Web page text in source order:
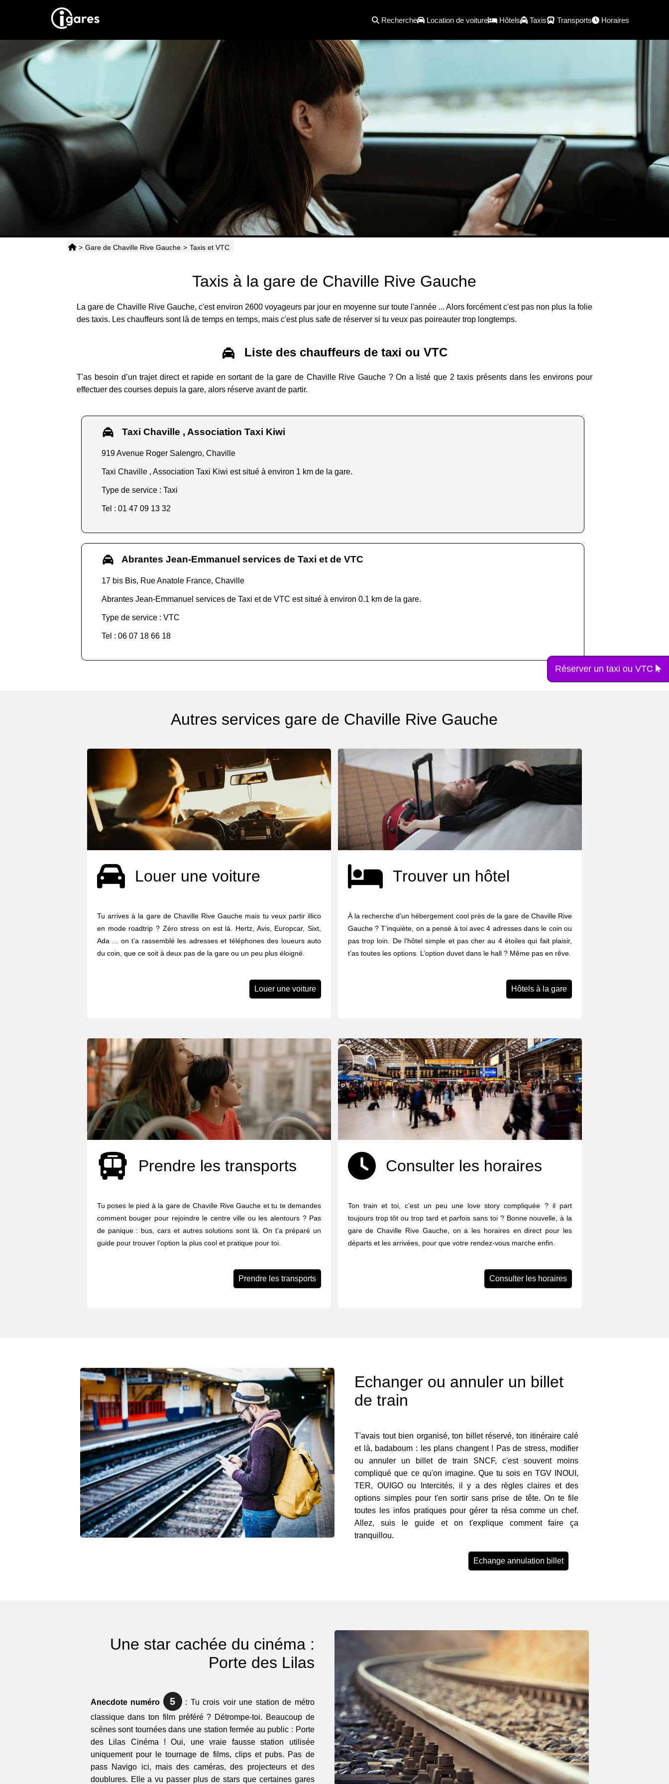
Recherche Location de voiture Hôtels Taxis Transports Horaires
> Gare de Chaville Rive Gauche > Taxis et VTC
Taxis à la gare de Chaville Rive Gauche
La gare de Chaville Rive Gauche, c'est environ 2600 voyageurs par jour en moyenne sur toute l'année ... Alors forcément c'est pas non plus la folie
des taxis. Les chauffeurs sont là de temps en temps, mais c'est plus safe de réserver si tu veux pas poireauter trop longtemps.
Liste des chauffeurs de taxi ou VTC
T'as besoin d’un trajet direct et rapide en sortant de la gare de Chaville Rive Gauche ? On a listé que 2 taxis présents dans les environs pour
effectuer des courses depuis la gare, alors réserve avant de partir.
Taxi Chaville , Association Taxi Kiwi
919 Avenue Roger Salengro, Chaville
Taxi Chaville , Association Taxi Kiwi est situé à environ 1 km de la gare.
Type de service : Taxi
Tel : 01 47 09 13 32
Abrantes Jean-Emmanuel services de Taxi et de VTC
17 bis Bis, Rue Anatole France, Chaville
Abrantes Jean-Emmanuel services de Taxi et de VTC est situé à environ 0.1 km de la gare.
Type de service : VTC
Tel : 06 07 18 66 18
Autres services gare de Chaville Rive Gauche
Louer une voiture
Tu arrives à la gare de Chaville Rive Gauche mais tu veux partir illico
en mode roadtrip ? Zéro stress on est là. Hertz, Avis, Europcar, Sixt,
Ada ... on t’a rassemblé les adresses et téléphones des loueurs auto
du coin, que ce soit à deux pas de la gare ou un peu plus éloigné.
Louer une voiture
Trouver un hôtel
À la recherche d’un hébergement cool près de la gare de Chaville Rive
Gauche ? T’inquiète, on a pensé à toi avec 4 adresses dans le coin ou
pas trop loin. De l'hôtel simple et pas cher au 4 étoiles qui fait plaisir,
t’as toutes les options. L’option duvet dans le hall ? Même pas en rêve.
Hôtels à la gare
Prendre les transports
Tu poses le pied à la gare de Chaville Rive Gauche et tu te demandes
comment bouger pour rejoindre le centre ville ou les alentours ? Pas
de panique : bus, cars et autres solutions sont là. On t’a préparé un
guide pour trouver l’option la plus cool et pratique pour toi.
Prendre les transports
Consulter les horaires
Ton train et toi, c’est un peu une love story compliquée ? il part
toujours trop tôt ou trop tard et parfois sans toi ? Bonne nouvelle, à la
gare de Chaville Rive Gauche, on a les horaires en direct pour les
départs et les arrivées, pour que votre rendez-vous marche enfin.
Consulter les horaires
Echanger ou annuler un billet
de train
T'avais tout bien organisé, ton billet réservé, ton itinéraire calé
et là, badaboum : les plans changent ! Pas de stress, modifier
ou annuler un billet de train SNCF, c'est souvent moins
compliqué que ce qu'on imagine. Que tu sois en TGV INOUI,
TER, OUIGO ou Intercités, il y a des règles claires et des
options simples pour t'en sortir sans prise de tête. On te file
toutes les infos pratiques pour gérer ta résa comme un chef.
Allez, suis le guide et on t'explique comment faire ça
tranquillou.
Echange annulation billet
Une star cachée du cinéma :
Porte des Lilas
Anecdote numéro 5
: Tu crois voir une station de métro
classique dans ton film préféré ? Détrompe-toi. Beaucoup de
scènes sont tournées dans une station fermée au public : Porte
des Lilas Cinéma ! Oui, une vraie fausse station utilisée
uniquement pour le tournage de films, clips et pubs. Pas de
pass Navigo ici, mais des caméras, des projecteurs et des
doublures. Elle a vu passer plus de stars que certaines gares
Réserver un taxi ou VTC